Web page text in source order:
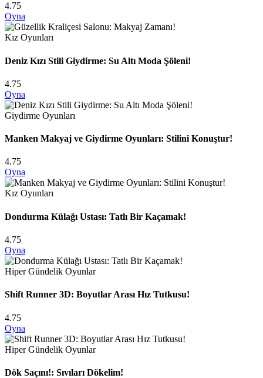
4.75
Oyna
Kız Oyunları
Deniz Kızı Stili Giydirme: Su Altı Moda Şöleni!
4.75
Oyna
Giydirme Oyunları
Manken Makyaj ve Giydirme Oyunları: Stilini Konuştur!
4.75
Oyna
Kız Oyunları
Dondurma Külağı Ustası: Tatlı Bir Kaçamak!
4.75
Oyna
Hiper Gündelik Oyunlar
Shift Runner 3D: Boyutlar Arası Hız Tutkusu!
4.75
Oyna
Hiper Gündelik Oyunlar
Dök Saçını!: Sıvıları Dökelim!